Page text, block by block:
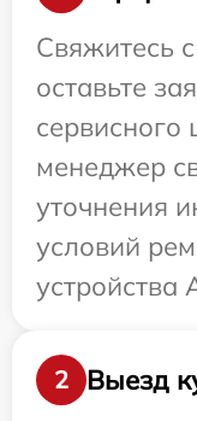
Свяжитесь
оставьте
менеджер
уточнения
условий
устройства
2
Выезд